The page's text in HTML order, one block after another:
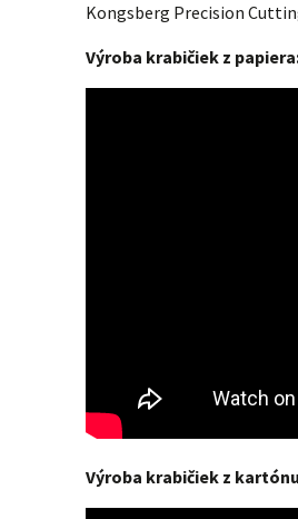
Kongsberg Precision
Výroba krabičiek z
Výroba krabičiek z